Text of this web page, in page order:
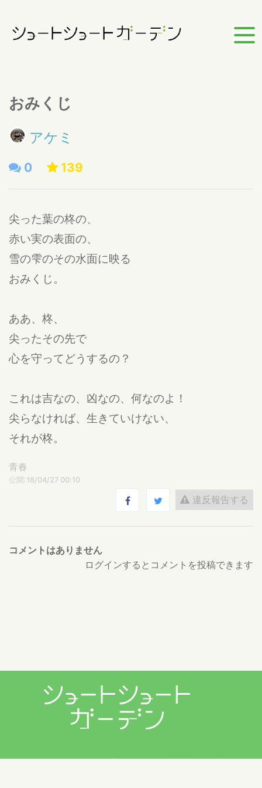
おみくじ
アケミ
0 139
尖った葉の柊の、
赤い実の表面の、
雪の雫のその水面に映る
おみくじ。
ああ、柊、
尖ったその先で
心を守ってどうするの？
これは吉なの、凶なの、何なのよ！
尖らなければ、生きていけない、
それが柊。
青春
公開:18/04/27 00:10
違反報告する
コメントはありません
ログインするとコメントを投稿できます
プライバシーポリシー 利用規約 お問い合わせ